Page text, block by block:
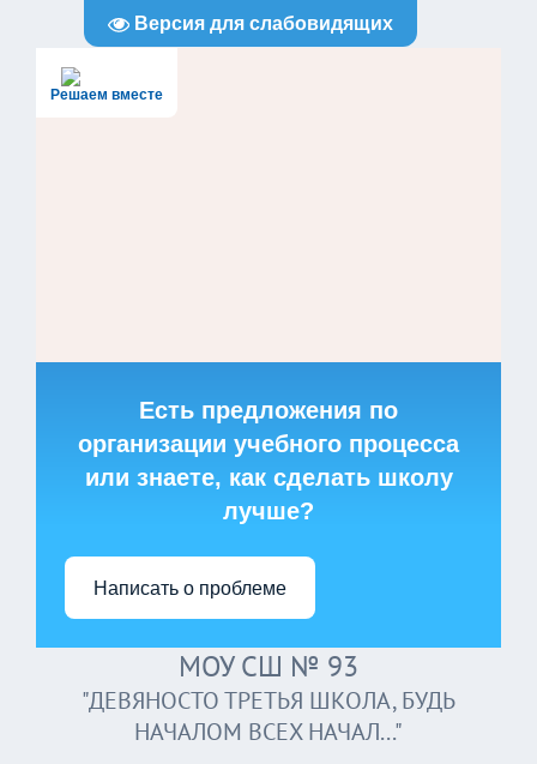
Версия для слабовидящих
Решаем вместе
Есть предложения по
организации учебного процесса
или знаете, как сделать школу
лучше?
Написать о проблеме
МОУ СШ № 93
"ДЕВЯНОСТО ТРЕТЬЯ ШКОЛА, БУДЬ
НАЧАЛОМ ВСЕХ НАЧАЛ..."